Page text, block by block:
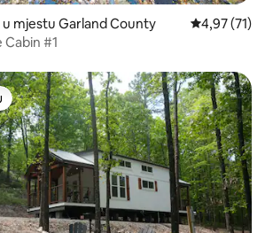
mjestu Garland County Prosječna
4,97 (71)
Cabin #1